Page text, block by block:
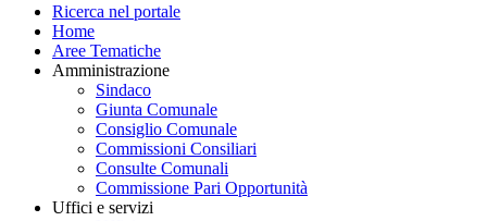
Ricerca nel portale
Home
Aree Tematiche
Amministrazione
Sindaco
Giunta Comunale
Consiglio Comunale
Commissioni Consiliari
Consulte Comunali
Commissione Pari Opportunità
Uffici e servizi